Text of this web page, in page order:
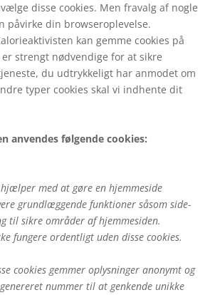
disse cookies. Men fravalg af nogle
påvirke din browseroplevelse.
kan gemme cookies på
strengt nødvendige for at sikre
du udtrykkeligt har anmodet om
typer cookies skal vi indhente dit
anvendes følgende cookies:
med at gøre en hjemmeside
grundlæggende funktioner såsom side-
til sikre områder af hjemmesiden.
fungere ordentligt uden disse cookies.
cookies gemmer oplysninger anonymt og
nummer til at genkende unikke